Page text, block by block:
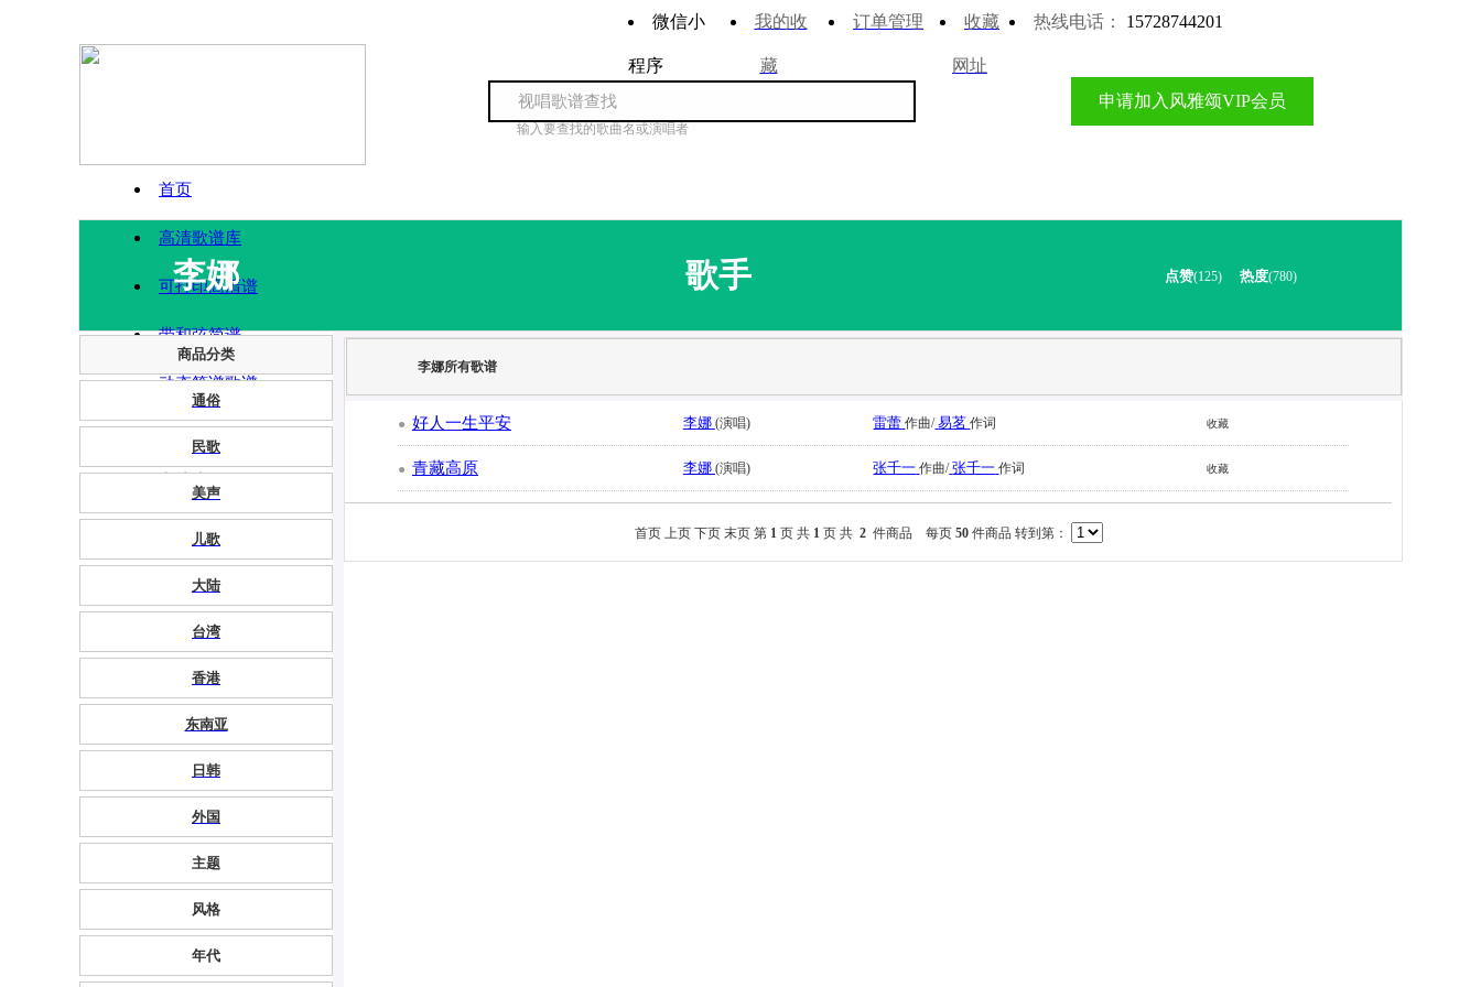
微信小
程序
我的收
藏
订单管理 收藏
网址
热线电话： 15728744201
输入要查找的歌曲名或演唱者
申请加入风雅颂VIP会员
首页
高清歌谱库
可打印高清谱
带和弦简谱
动态简谱歌谱
李娜 歌手 点赞(125) 热度(780)
商品分类
通俗
民歌
美声
儿歌
大陆
台湾
香港
东南亚
日韩
外国
主题
风格
年代
李娜所有歌谱
● 好人一生平安 李娜 (演唱) 雷蕾 作曲/ 易茗 作词 收藏
● 青藏高原 李娜 (演唱) 张千一 作曲/ 张千一 作词 收藏
首页 上页 下页 末页第 1 页 共 1 页 共 2 件商品 每页 50 件商品 转到第：